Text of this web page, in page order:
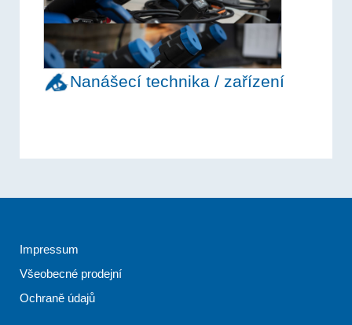
Nanášecí technika / zařízení
Impressum
Všeobecné prodejní
Ochraně údajů